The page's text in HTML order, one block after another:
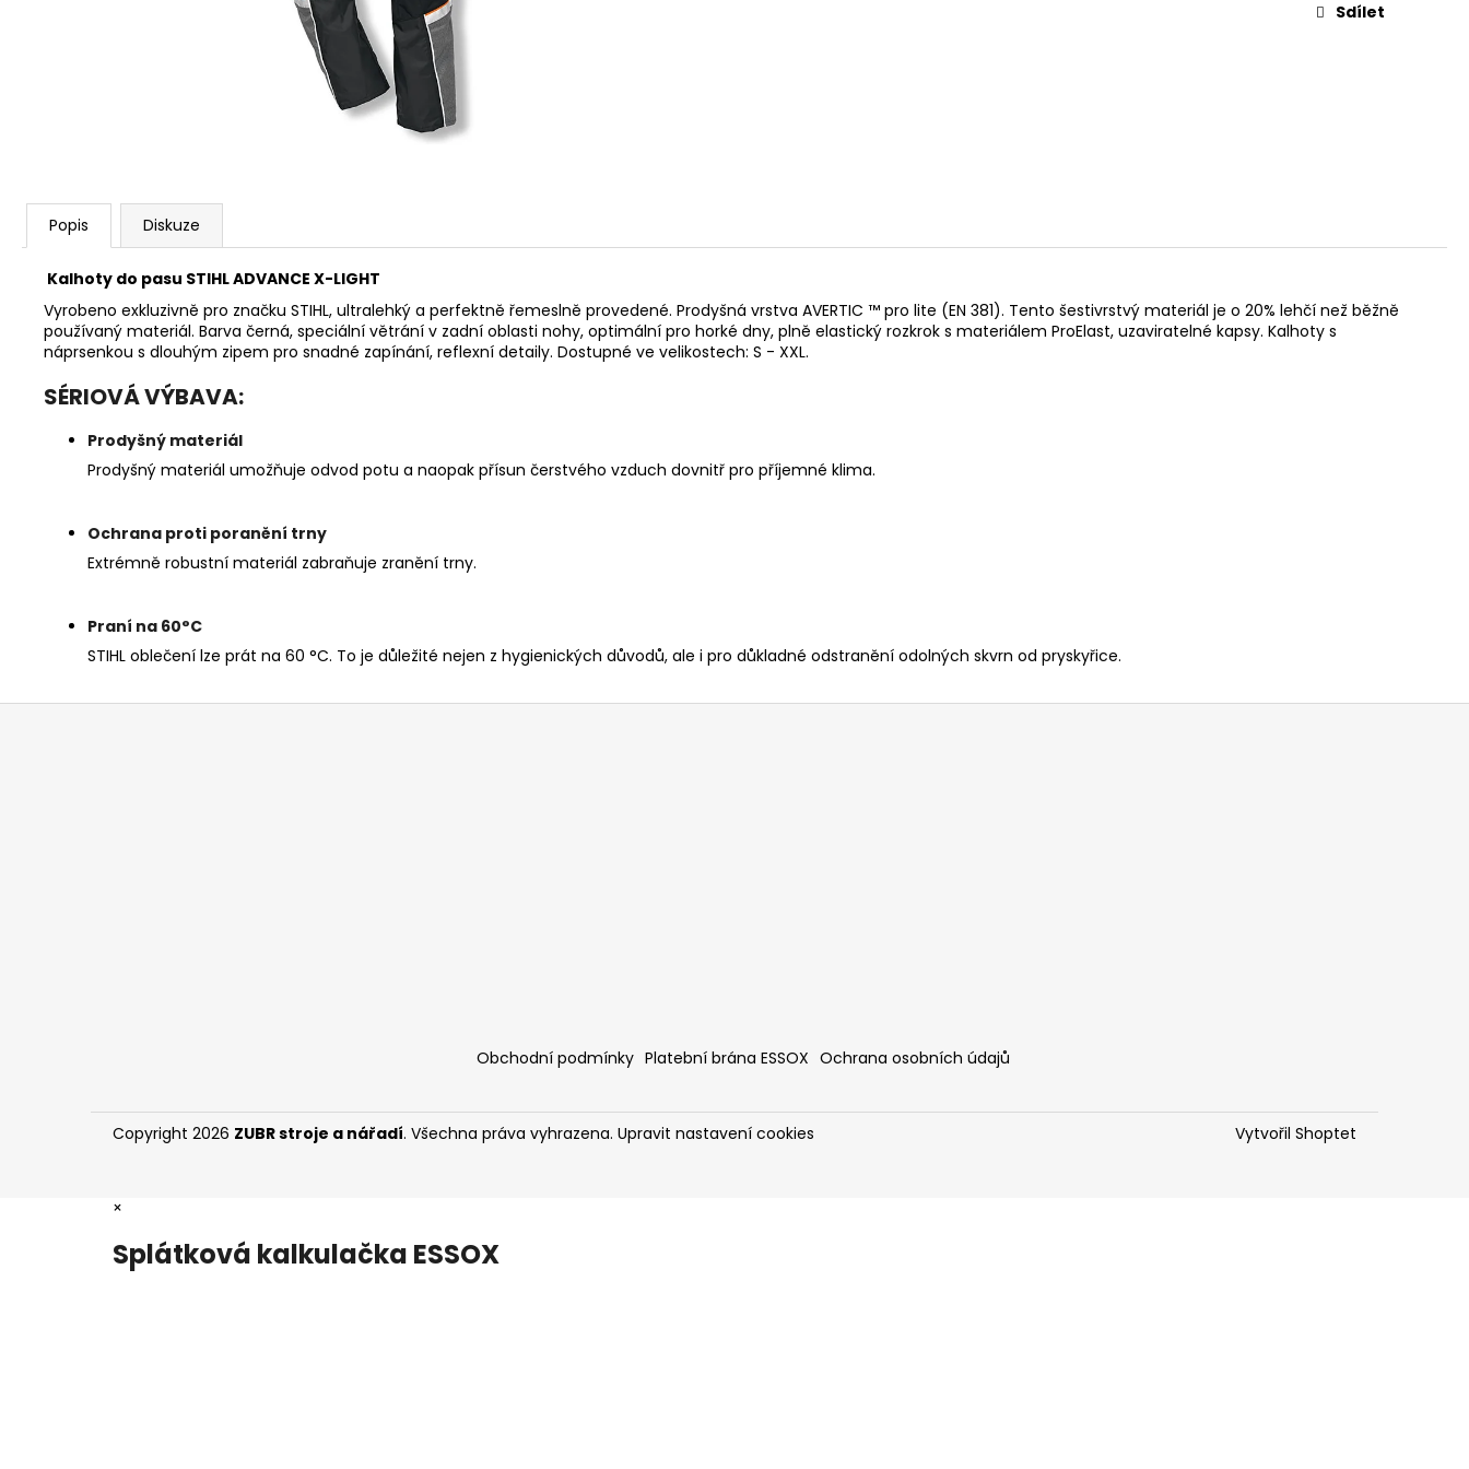
Sdílet
Popis Diskuze
Kalhoty do pasu STIHL ADVANCE X-LIGHT
Vyrobeno exkluzivně pro značku STIHL, ultralehký a perfektně řemeslně provedené. Prodyšná vrstva AVERTIC ™ pro lite (EN 381). Tento šestivrstvý materiál je o 20% lehčí než běžně
používaný materiál. Barva černá, speciální větrání v zadní oblasti nohy, optimální pro horké dny, plně elastický rozkrok s materiálem ProElast, uzaviratelné kapsy. Kalhoty s
náprsenkou s dlouhým zipem pro snadné zapínání, reflexní detaily. Dostupné ve velikostech: S - XXL.
SÉRIOVÁ VÝBAVA:
Prodyšný materiál
Prodyšný materiál umožňuje odvod potu a naopak přísun čerstvého vzduch dovnitř pro příjemné klima.
Ochrana proti poranění trny
Extrémně robustní materiál zabraňuje zranění trny.
Praní na 60°C
STIHL oblečení lze prát na 60 °C. To je důležité nejen z hygienických důvodů, ale i pro důkladné odstranění odolných skvrn od pryskyřice.
Z
Obchodní podmínky Platební brána ESSOX Ochrana osobních údajů
Vytvořil Shoptet
Copyright 2026 ZUBR stroje a nářadí. Všechna práva vyhrazena. Upravit nastavení cookies
×
Splátková kalkulačka ESSOX